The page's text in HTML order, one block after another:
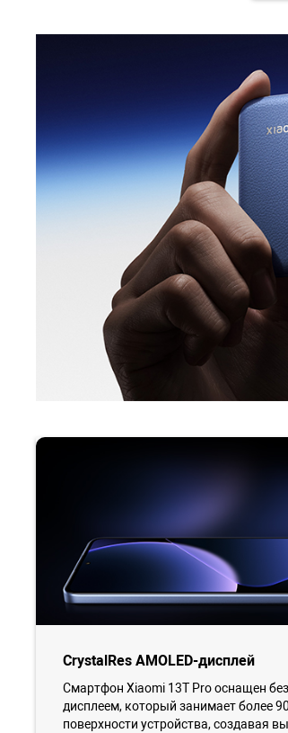
CrystalRes AMOLED-дисплей
Смартфон Xiaomi 13T Pro оснащен
дисплеем, который занимает более
поверхности устройства, создавая